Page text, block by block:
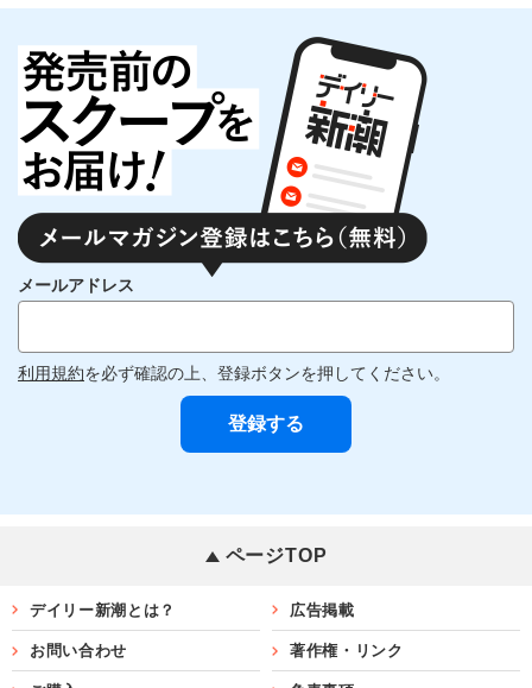
メールアドレス
利用規約を必ず確認の上、登録ボタンを押してください。
ページTOP
デイリー新潮とは？ 広告掲載
お問い合わせ 著作権・リンク